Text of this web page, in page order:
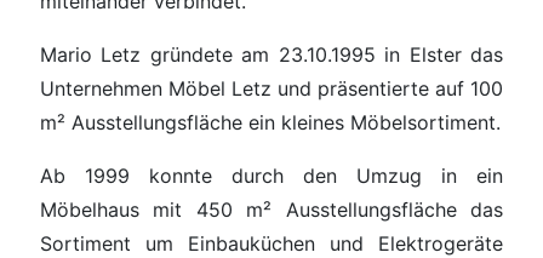
Mario Letz gründete am 23.10.1995 in Elster das
Unternehmen Möbel Letz und präsentierte auf 100
m² Ausstellungsfläche ein kleines Möbelsortiment.
Ab 1999 konnte durch den Umzug in ein
Möbelhaus mit 450 m² Ausstellungsfläche das
Sortiment um Einbauküchen und Elektrogeräte